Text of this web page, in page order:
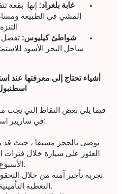
غابة بلغراد: إنها بقعة
المشي في الطبيعة
شواطئ كيليوس: تفضل
ساحل البحر الأسود
أشياء تحتاج إلى معرفتها عند
فيما يلي بعض النقاط التي يجب
في ساريير اسطنبول:
العثور على سيارة خلال فترات
الأسبوع.
التغطية التأمينية للمركبة.